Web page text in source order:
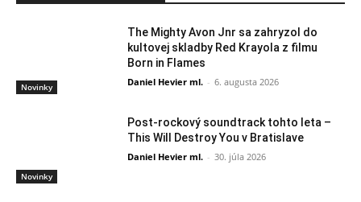
Novinky
The Mighty Avon Jnr sa zahryzol do
kultovej skladby Red Krayola z filmu
Born in Flames
Daniel Hevier ml. - 6. augusta 2026
Novinky
Post-rockový soundtrack tohto leta –
This Will Destroy You v Bratislave
Daniel Hevier ml. - 30. júla 2026